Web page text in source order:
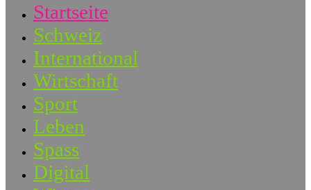
Startseite
Schweiz
International
Wirtschaft
Sport
Leben
Spass
Digital